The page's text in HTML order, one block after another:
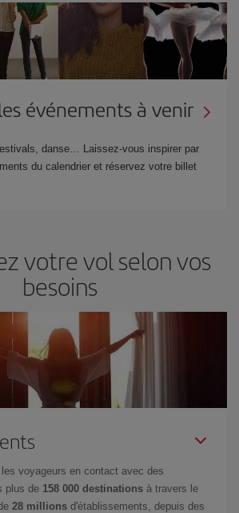
événements à venir
danse… Laissez-vous inspirer par
du calendrier et réservez votre billet
votre vol selon vos
besoins
voyageurs en contact avec des
plus de 158 000 destinations à travers le
28 millions d'établissements, depuis des